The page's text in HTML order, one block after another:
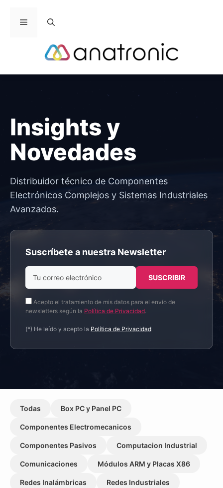
Menú
Insights y
Novedades
Distribuidor técnico de Componentes
Electrónicos Complejos y Sistemas Industriales
Avanzados.
Suscríbete a nuestra Newsletter
Acepto el tratamiento de mis datos para el envío de
newsletters según la Política de Privacidad.
(*) He leído y acepto la Política de Privacidad
Todas Box PC y Panel PC
Componentes Electromecanicos
Componentes Pasivos Computacion Industrial
Comunicaciones Módulos ARM y Placas X86
Redes Inalámbricas Redes Industriales